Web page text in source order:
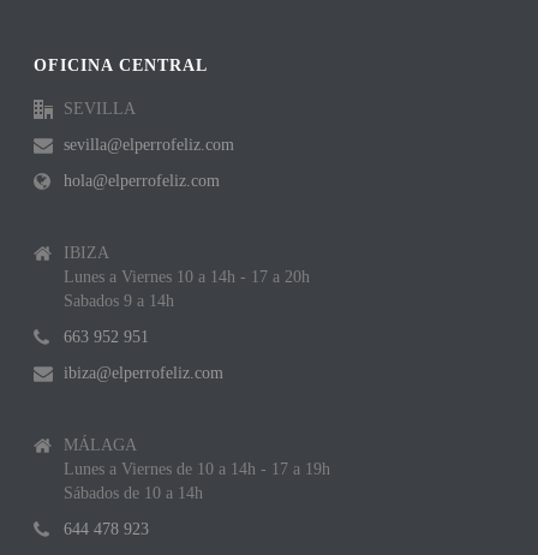
OFICINA CENTRAL
SEVILLA
sevilla@elperrofeliz.com
hola@elperrofeliz.com
IBIZA
Lunes a Viernes 10 a 14h - 17 a 20h
Sabados 9 a 14h
663 952 951
ibiza@elperrofeliz.com
MÁLAGA
Lunes a Viernes de 10 a 14h - 17 a 19h
Sábados de 10 a 14h
644 478 923